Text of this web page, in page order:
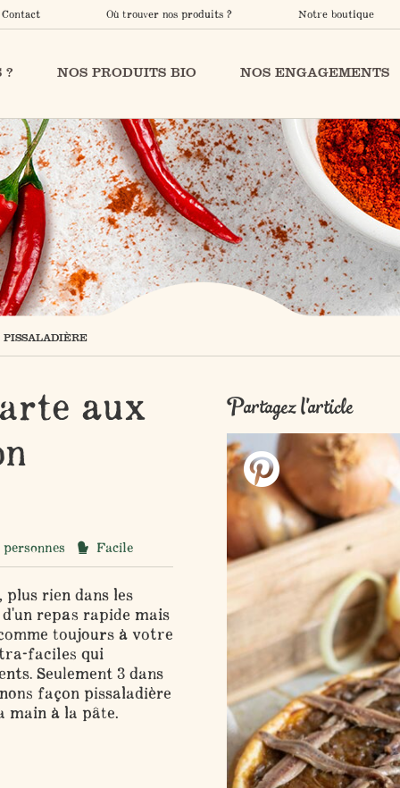
Contact Où trouver nos produits ? Notre boutique
? NOS PRODUITS BIO NOS ENGAGEMENTS
PISSALADIÈRE
Partagez l'article
aux
personnes Facile
rien dans les
repas rapide mais
toujours à votre
faciles qui
Seulement 3 dans
façon pissaladière
main à la pâte.